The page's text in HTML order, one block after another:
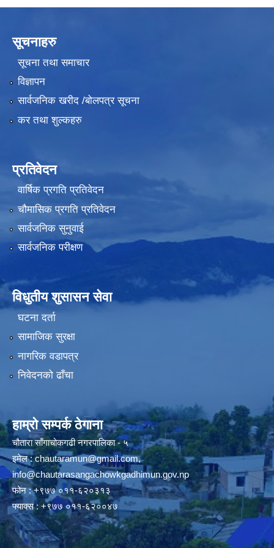
सूचनाहरु
सूचना तथा समाचार
विज्ञापन
सार्वजनिक खरीद /बोलपत्र सूचना
कर तथा शुल्कहरु
प्रतिवेदन
वार्षिक प्रगति प्रतिवेदन
चौमासिक प्रगति प्रतिवेदन
सार्वजनिक सुनुवाई
सार्वजनिक परीक्षण
विधुतीय शुसासन सेवा
घटना दर्ता
सामाजिक सुरक्षा
नागरिक वडापत्र
निवेदनको ढाँचा
हाम्रो सम्पर्क ठेगाना
चौतारा साँगाचोकगढी नगरपालिका - ५
इमेल :chautaramun@gmail.com,
info@chautarasangachowkgadhimun.gov.np
फोन : +९७७ ०११-६२०३१३
फ्याक्स : +९७७ ०११-६२००४७